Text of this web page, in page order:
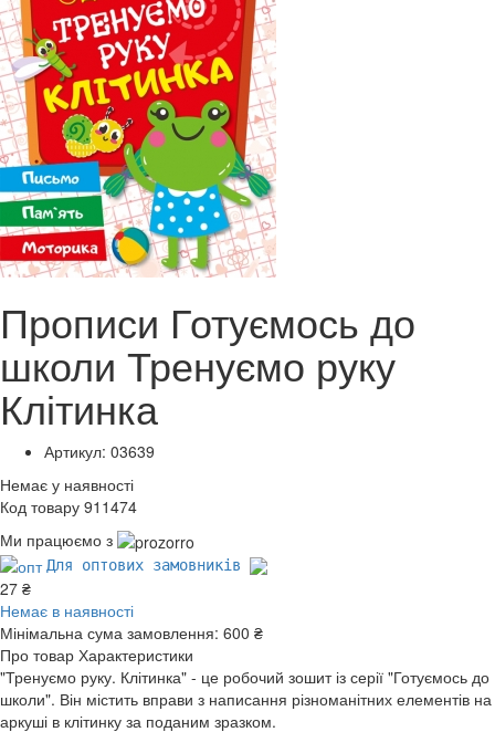
Прописи Готуємось до
школи Тренуємо руку
Клітинка
Артикул: 03639
Немає у наявності
Код товару 911474
Ми працюємо з
Для оптових замовників
27 ₴
Немає в наявності
Мінімальна сума замовлення: 600 ₴
Про товар Характеристики
"Тренуємо руку. Клітинка" - це робочий зошит із серії "Готуємось до
школи". Він містить вправи з написання різноманітних елементів на
аркуші в клітинку за поданим зразком.